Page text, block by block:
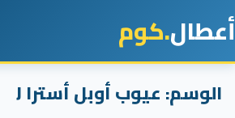
أعطال.كوم
الوسم:عيوب أوبل أسترا J